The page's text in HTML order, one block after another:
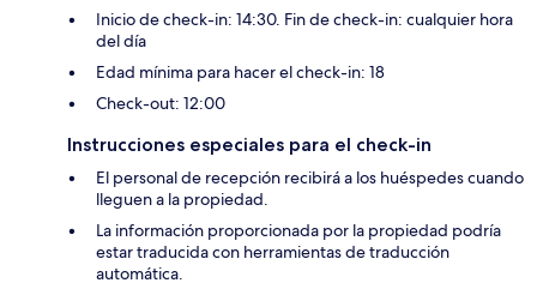
Inicio de check-in: 14:30. Fin de check-in: cualquier hora
del día
Edad mínima para hacer el check-in: 18
Check-out: 12:00
Instrucciones especiales para el check-in
El personal de recepción recibirá a los huéspedes cuando
lleguen a la propiedad.
La información proporcionada por la propiedad podría
estar traducida con herramientas de traducción
automática.